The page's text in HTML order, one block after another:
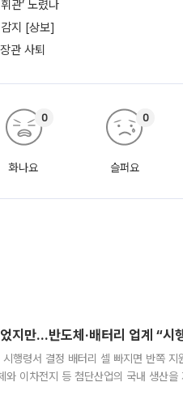
관’ 노렸나
지 [상보]
관 사퇴
화나요
0
슬퍼요
0
지만…반도체·배터리 업계 “시
시행령서 결정 배터리 셀 빠지면 반쪽
와 이차전지 등 첨단산업의 국내 생산을